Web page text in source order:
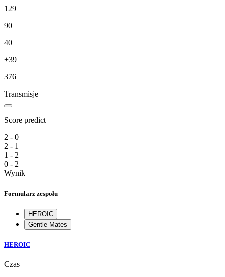
129
90
40
+39
376
Transmisje
Score predict
2 - 0
2 - 1
1 - 2
0 - 2
Wynik
Formularz zespołu
HEROIC
Gentle Mates
HEROIC
Czas